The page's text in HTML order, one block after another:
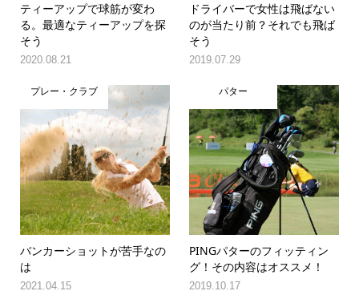
ティーアップで球筋が変わ
る。最適なティーアップを探
そう
2020.08.21
ドライバーで女性は飛ばない
のが当たり前？それでも飛ば
そう
2019.07.29
プレー・クラブ
バンカーショットが苦手なの
は
2021.04.15
パター
PINGパターのフィッティン
グ！その内容はオススメ！
2019.10.17